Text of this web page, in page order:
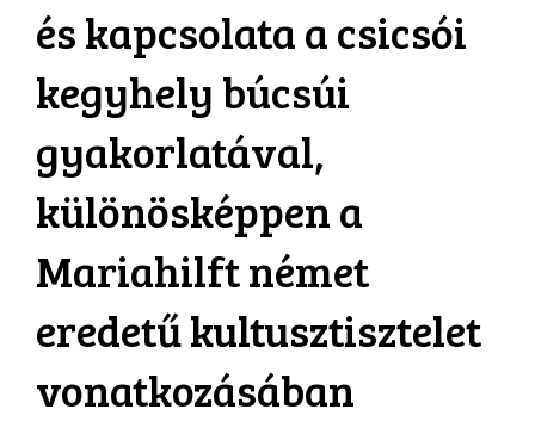
és kapcsolata a csicsói
kegyhely búcsúi
gyakorlatával,
különösképpen a
Mariahilft német
eredetű kultusztisztelet
vonatkozásában